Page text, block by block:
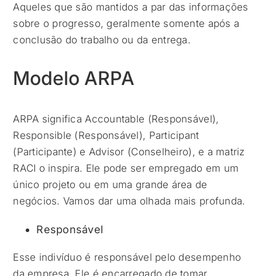
Aqueles que são mantidos a par das informações
sobre o progresso, geralmente somente após a
conclusão do trabalho ou da entrega.
Modelo ARPA
ARPA significa Accountable (Responsável),
Responsible (Responsável), Participant
(Participante) e Advisor (Conselheiro), e a matriz
RACI o inspira. Ele pode ser empregado em um
único projeto ou em uma grande área de
negócios. Vamos dar uma olhada mais profunda.
Responsável
Esse indivíduo é responsável pelo desempenho